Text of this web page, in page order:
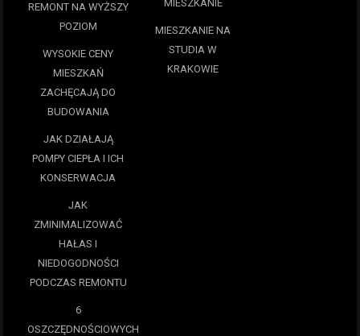
REMONT NA WYŻSZY
POZIOM
WYSOKIE CENY
MIESZKAŃ
ZACHĘCAJĄ DO
BUDOWANIA
JAK DZIAŁAJĄ
POMPY CIEPŁA I ICH
KONSERWACJA
JAK
ZMINIMALIZOWAĆ
HAŁAS I
NIEDOGODNOŚCI
PODCZAS REMONTU
6
OSZCZĘDNOŚCIOWYCH
MIESZKANIE
MIESZKANIE NA
STUDIA W
KRAKOWIE